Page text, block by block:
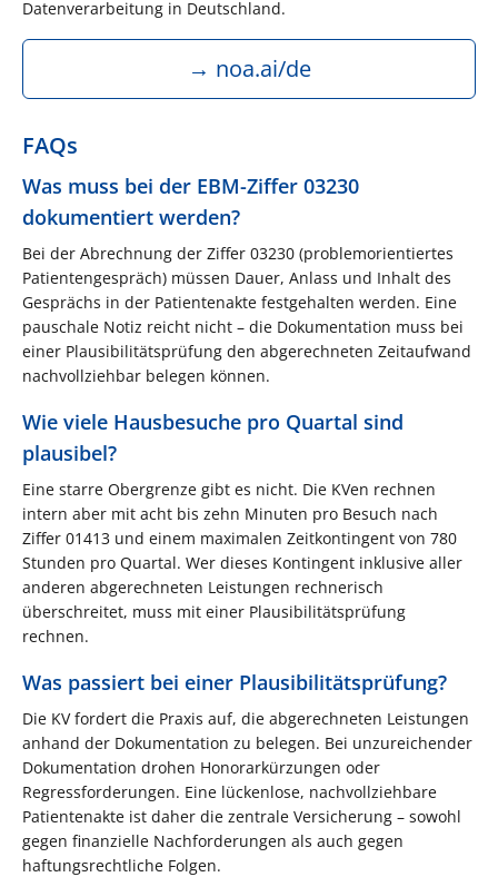
Datenverarbeitung in Deutschland.
→ noa.ai/de
FAQs
Was muss bei der EBM-Ziffer 03230
dokumentiert werden?
Bei der Abrechnung der Ziffer 03230 (problemorientiertes
Patientengespräch) müssen Dauer, Anlass und Inhalt des
Gesprächs in der Patientenakte festgehalten werden. Eine
pauschale Notiz reicht nicht – die Dokumentation muss bei
einer Plausibilitätsprüfung den abgerechneten Zeitaufwand
nachvollziehbar belegen können.
Wie viele Hausbesuche pro Quartal sind
plausibel?
Eine starre Obergrenze gibt es nicht. Die KVen rechnen
intern aber mit acht bis zehn Minuten pro Besuch nach
Ziffer 01413 und einem maximalen Zeitkontingent von 780
Stunden pro Quartal. Wer dieses Kontingent inklusive aller
anderen abgerechneten Leistungen rechnerisch
überschreitet, muss mit einer Plausibilitätsprüfung
rechnen.
Was passiert bei einer Plausibilitätsprüfung?
Die KV fordert die Praxis auf, die abgerechneten Leistungen
anhand der Dokumentation zu belegen. Bei unzureichender
Dokumentation drohen Honorarkürzungen oder
Regressforderungen. Eine lückenlose, nachvollziehbare
Patientenakte ist daher die zentrale Versicherung – sowohl
gegen finanzielle Nachforderungen als auch gegen
haftungsrechtliche Folgen.